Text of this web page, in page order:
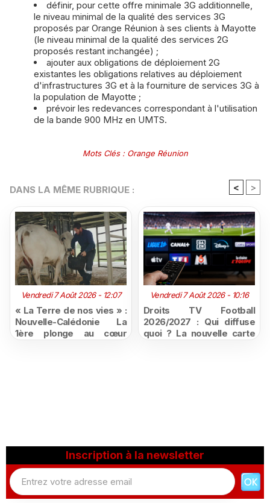
définir, pour cette offre minimale 3G additionnelle,
le niveau minimal de la qualité des services 3G
proposés par Orange Réunion à ses clients à Mayotte
(le niveau minimal de la qualité des services 2G
proposés restant inchangée) ;
ajouter aux obligations de déploiement 2G
existantes les obligations relatives au déploiement
d'infrastructures 3G et à la fourniture de services 3G à
la population de Mayotte ;
prévoir les redevances correspondant à l'utilisation
de la bande 900 MHz en UMTS.
Mots Clés: Orange Réunion
DANS LA MÊME RUBRIQUE : < >
Vendredi 7 Août 2026 - 12:07
« La Terre de nos vies » :
Nouvelle-Calédonie La
1ère plonge au cœur
Vendredi 7 Août 2026 - 10:16
Droits TV Football
2026/2027 : Qui diffuse
quoi ? La nouvelle carte
Inscription à la newsletter